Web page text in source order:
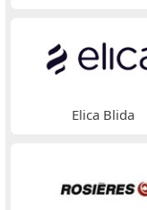
Elica Blida